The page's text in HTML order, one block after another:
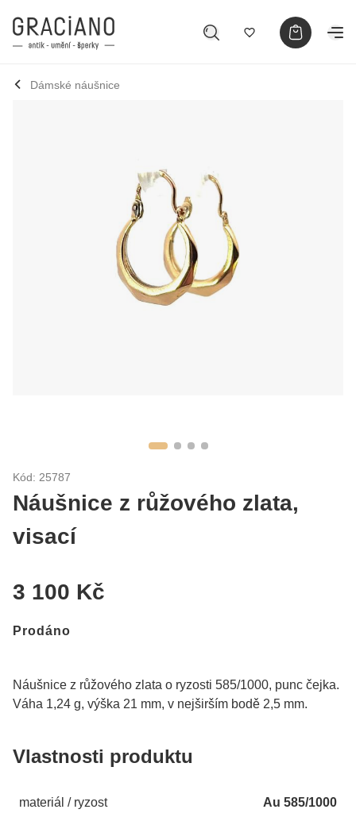
Dámské náušnice
Kód: 25787
Náušnice z růžového zlata,
visací
3 100 Kč
Prodáno
Náušnice z růžového zlata o ryzosti 585/1000, punc čejka.
Váha 1,24 g, výška 21 mm, v nejširším bodě 2,5 mm.
Vlastnosti produktu
materiál / ryzost Au 585/1000